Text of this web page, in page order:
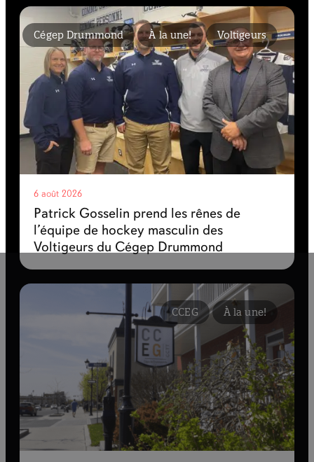
Cégep Drummond À la une! Voltigeurs
6 août 2026
Patrick Gosselin prend les rênes de
l’équipe de hockey masculin des
Voltigeurs du Cégep Drummond
CCEG À la une!